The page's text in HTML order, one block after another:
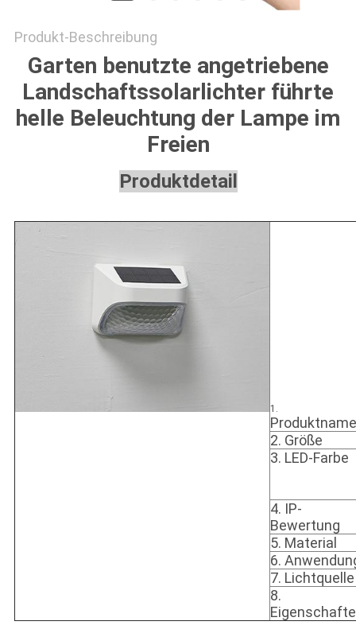
Produkt-Beschreibung
Garten benutzte angetriebene
Landschaftssolarlichter führte
helle Beleuchtung der Lampe im
Freien
Produktdetail
1.
Produktname
2. Größe
3. LED-Farbe
4. IP-
Bewertung
5. Material
6.
7. Lichtquelle
8.